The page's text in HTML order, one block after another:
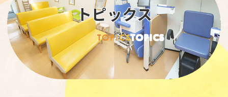
トピックス
TOPICSTOPICS